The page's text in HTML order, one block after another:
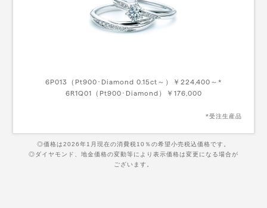
6P013（Pt900･Diamond 0.15ct～）￥224,400～*
6R1Q01（Pt900･Diamond）￥176,000
*受注生産品
◎価格は2026年1月現在の消費税10％の希望小売税込価格です。
◎ダイヤモンド、地金価格の変動等により表示価格は変更になる場合が
ございます。